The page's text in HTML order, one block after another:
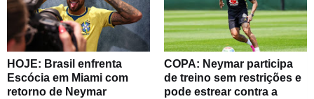
HOJE: Brasil enfrenta
Escócia em Miami com
retorno de Neymar
COPA: Neymar participa
de treino sem restrições e
pode estrear contra a